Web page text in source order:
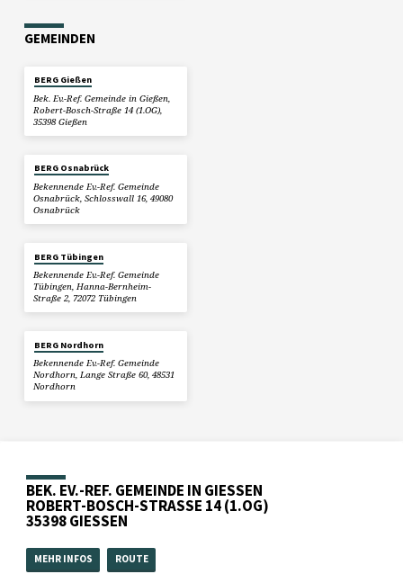
GEMEINDEN
BERG Gießen
Bek. Ev.-Ref. Gemeinde in Gießen,
Robert-Bosch-Straße 14 (1.OG),
35398 Gießen
BERG Osnabrück
Bekennende Ev.-Ref. Gemeinde
Osnabrück, Schlosswall 16, 49080
Osnabrück
BERG Tübingen
Bekennende Ev.-Ref. Gemeinde
Tübingen, Hanna-Bernheim-
Straße 2, 72072 Tübingen
BERG Nordhorn
Bekennende Ev.-Ref. Gemeinde
Nordhorn, Lange Straße 60, 48531
Nordhorn
BEK. EV.-REF. GEMEINDE IN GIESSEN
ROBERT-BOSCH-STRASSE 14 (1.OG)
35398 GIESSEN
MEHR INFOS ROUTE